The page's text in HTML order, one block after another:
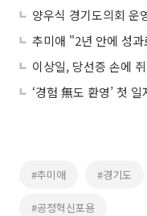
‘경험 無도 환영’ 첫
#추미애 #경기도
#공정혁신포용